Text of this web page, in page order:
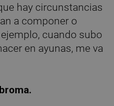
hay circunstancias
a componer o
cuando subo
en ayunas, me va